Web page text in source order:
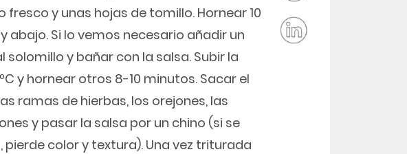
y unas hojas de tomillo. Hornear 10
abajo. Si lo vemos necesario añadir un
solomillo y bañar con la salsa. Subir la
y hornear otros 8-10 minutos. Sacar el
ramas de hierbas, los orejones, las
y pasar la salsa por un chino (si se
color y textura). Una vez triturada